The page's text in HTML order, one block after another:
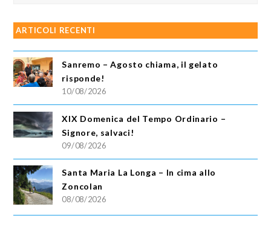
ARTICOLI RECENTI
Sanremo – Agosto chiama, il gelato
risponde!
10/08/2026
XIX Domenica del Tempo Ordinario –
Signore, salvaci!
09/08/2026
Santa Maria La Longa – In cima allo
Zoncolan
08/08/2026